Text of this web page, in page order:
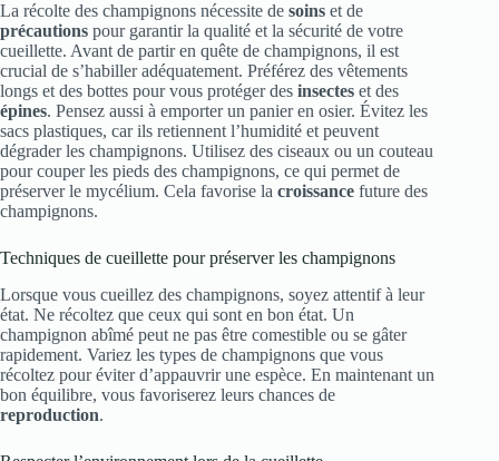
La récolte des champignons nécessite de soins et de
précautions pour garantir la qualité et la sécurité de votre
cueillette. Avant de partir en quête de champignons, il est
crucial de s’habiller adéquatement. Préférez des vêtements
longs et des bottes pour vous protéger des insectes et des
épines. Pensez aussi à emporter un panier en osier. Évitez les
sacs plastiques, car ils retiennent l’humidité et peuvent
dégrader les champignons. Utilisez des ciseaux ou un couteau
pour couper les pieds des champignons, ce qui permet de
préserver le mycélium. Cela favorise la croissance future des
champignons.
Techniques de cueillette pour préserver les champignons
Lorsque vous cueillez des champignons, soyez attentif à leur
état. Ne récoltez que ceux qui sont en bon état. Un
champignon abîmé peut ne pas être comestible ou se gâter
rapidement. Variez les types de champignons que vous
récoltez pour éviter d’appauvrir une espèce. En maintenant un
bon équilibre, vous favoriserez leurs chances de
reproduction.